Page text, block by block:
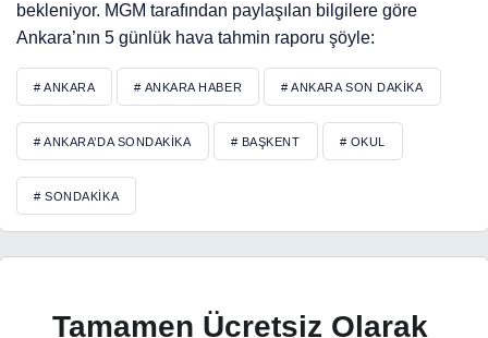
bekleniyor. MGM tarafından paylaşılan bilgilere göre
Ankara’nın 5 günlük hava tahmin raporu şöyle:
# ANKARA # ANKARA HABER # ANKARA SON DAKIKA
# ANKARA’DA SONDAKIKA # BAŞKENT # OKUL
# SONDAKIKA
Tamamen Ücretsiz Olarak